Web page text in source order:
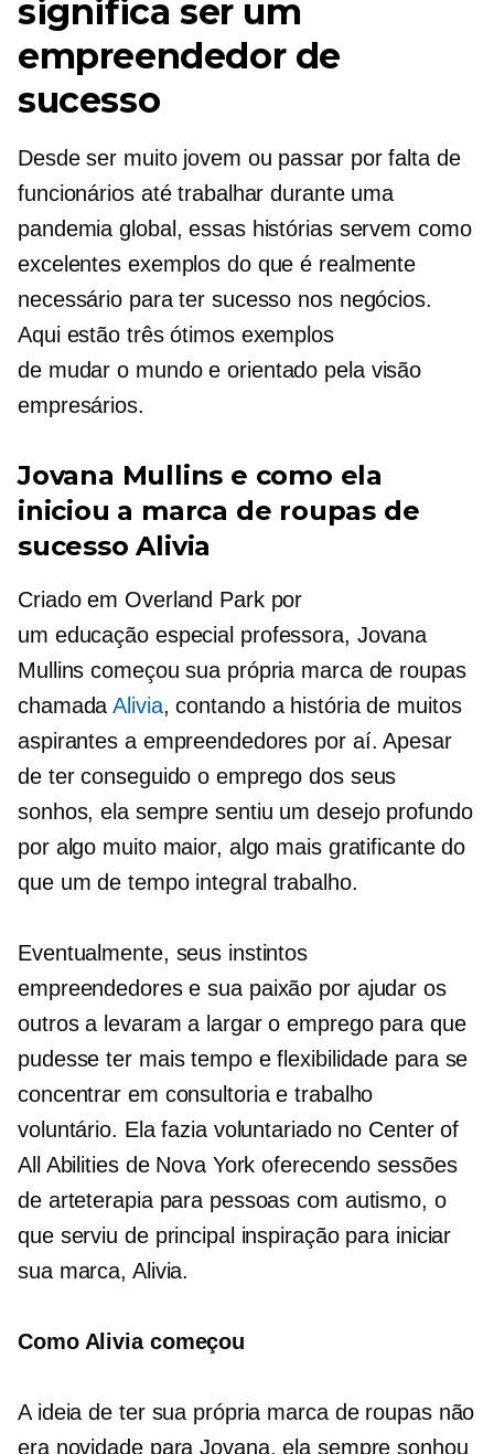
significa ser um
empreendedor de
sucesso
Desde ser muito jovem ou passar por falta de
funcionários até trabalhar durante uma
pandemia global, essas histórias servem como
excelentes exemplos do que é realmente
necessário para ter sucesso nos negócios.
Aqui estão três ótimos exemplos
de mudar o mundoeorientado pela visão
empresários.
Jovana Mullins e como ela
iniciou a marca de roupas de
sucesso Alivia
Criado em Overland Park por
um educação especial professora, Jovana
Mullins começou sua própria marca de roupas
chamadaAlivia, contando a história de muitos
aspirantes a empreendedores por aí. Apesar
de ter conseguido o emprego dos seus
sonhos, ela sempre sentiu um desejo profundo
por algo muito maior, algo mais gratificante do
que umde tempo integral trabalho.
Eventualmente, seus instintos
empreendedores e sua paixão por ajudar os
outros a levaram a largar o emprego para que
pudesse ter mais tempo e flexibilidade para se
concentrar em consultoria e trabalho
voluntário. Ela fazia voluntariado no Center of
All Abilities de Nova York oferecendo sessões
de arteterapia para pessoas com autismo, o
que serviu de principal inspiração para iniciar
sua marca, Alivia.
Como Alivia começou
A ideia de ter sua própria marca de roupas não
era novidade para Jovana, ela sempre sonhou